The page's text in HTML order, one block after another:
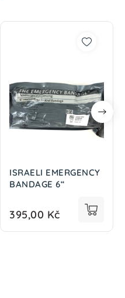
ISRAELI EMERGENCY
BANDAGE 6“
395,00 Kč